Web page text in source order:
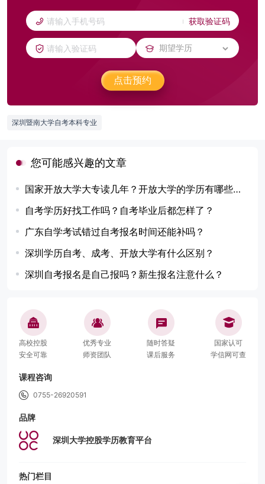
获取验证码
点击预约
深圳暨南大学自考本科专业
您可能感兴趣的文章
国家开放大学大专读几年？开放大学的学历有哪些作用？
自考学历好找工作吗？自考毕业后都怎样了？
广东自学考试错过自考报名时间还能补吗？
深圳学历自考、成考、开放大学有什么区别？
深圳自考报名是自己报吗？新生报名注意什么？
高校控股
安全可靠
优秀专业
师资团队
随时答疑
课后服务
国家认可
学信网可查
课程咨询
0755-26920591
品牌
深圳大学控股学历教育平台
热门栏目